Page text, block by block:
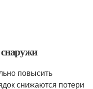
повысить
снижаются потери